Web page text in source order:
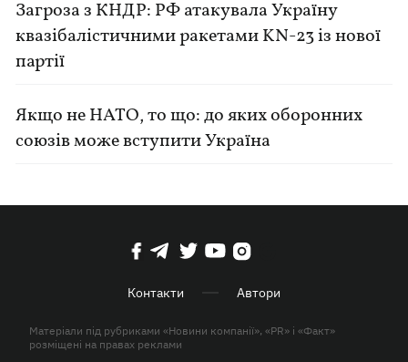
Загроза з КНДР: РФ атакувала Україну
квазібалістичними ракетами KN-23 із нової
партії
Якщо не НАТО, то що: до яких оборонних
союзів може вступити Україна
Контакти Автори
Матеріали під рубриками «Новини компанії», «PR» і «Факт»
розміщені на правах реклами